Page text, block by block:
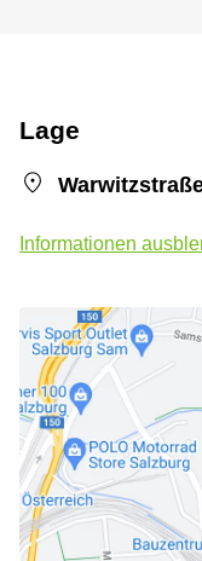
Lage
Informationen